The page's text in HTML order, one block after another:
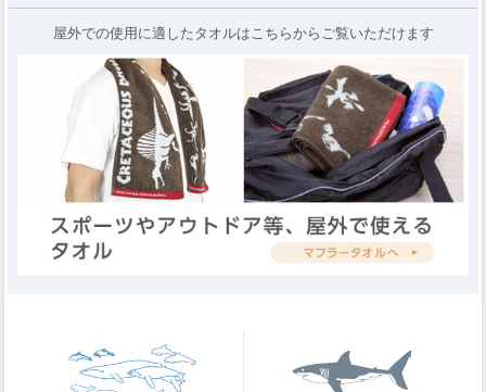
屋外での使用に適したタオルはこちらからご覧いただけます